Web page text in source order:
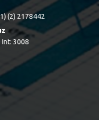
(2) 2178442
Int: 3008